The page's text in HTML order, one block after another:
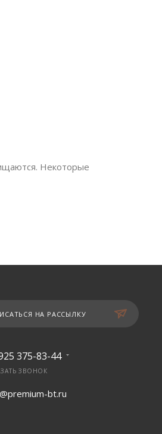
Некоторые
НА РАССЫЛКУ
375-83-44
ЗВОНОК
bt.ru